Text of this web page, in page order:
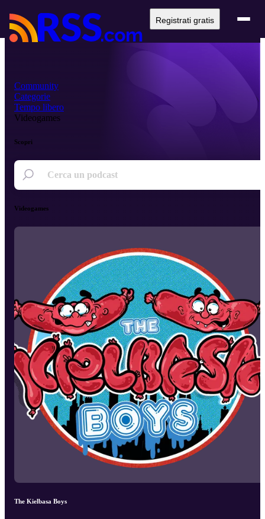
Registrati gratis
Community
Categorie
Tempo libero
Videogames
Scopri
Videogames
The Kielbasa Boys